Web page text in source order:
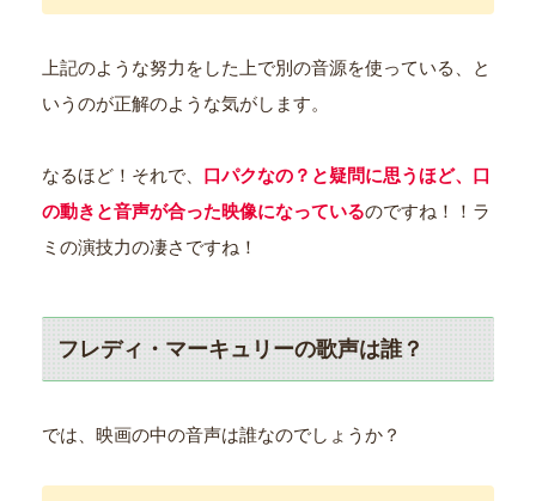
上記のような努力をした上で別の音源を使っている、と
いうのが正解のような気がします。
なるほど！それで、 口パクなの？と疑問に思うほど、口
の動きと音声が合った映像になっているのですね！！ラ
ミの演技力の凄さですね！
フレディ・マーキュリーの歌声は誰？
では、映画の中の音声は誰なのでしょうか？